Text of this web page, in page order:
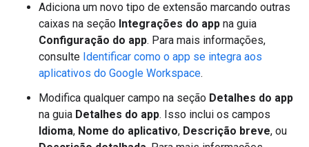
Adiciona um novo tipo de extensão marcando outras
caixas na seção Integrações do app na guia
Configuração do app. Para mais informações,
consulte Identificar como o app se integra aos
aplicativos do Google Workspace.
Modifica qualquer campo na seção Detalhes do app
na guia Detalhes do app. Isso inclui os campos
Idioma, Nome do aplicativo, Descrição breve, ou